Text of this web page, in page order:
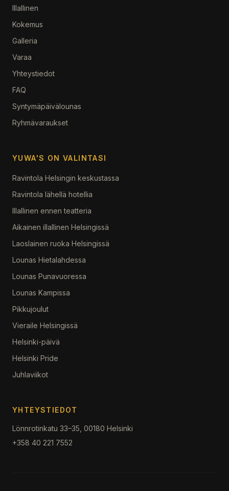
Illallinen
Kokemus
Galleria
Varaa
Yhteystiedot
FAQ
Syntymäpäivälounas
Ryhmävaraukset
YUWA'S ON VALINTASI
Ravintola Helsingin keskustassa
Ravintola lähellä hotellia
Illallinen ennen teatteria
Aikainen illallinen Helsingissä
Laoslainen ruoka Helsingissä
Lounas Hietalahdessa
Lounas Punavuoressa
Lounas Kampissa
Pikkujoulut
Vieraile Helsingissä
Helsinki-päivä
Helsinki Pride
Juhlaviikot
YHTEYSTIEDOT
Lönnrotinkatu 33–35, 00180 Helsinki
+358 40 221 7552